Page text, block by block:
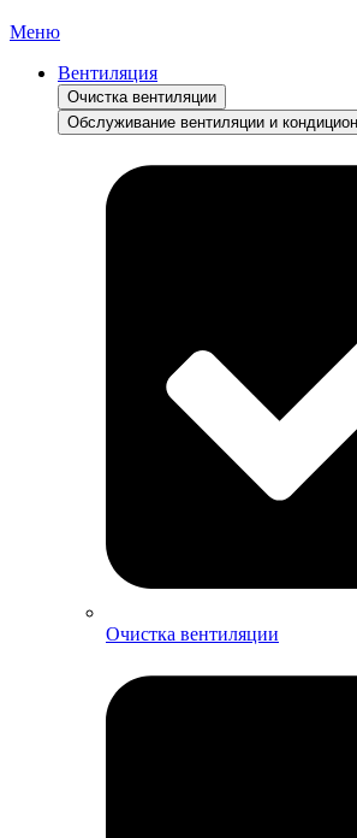
Меню
Вентиляция
Очистка вентиляции
Обслуживание вентиляции и
Очистка вентиляции